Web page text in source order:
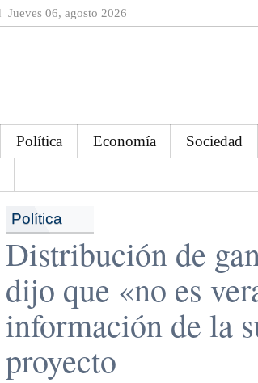
Jueves 06, agosto 2026
Política Economía Sociedad
Política
Distribución de
dijo que «no es
información de la
proyecto